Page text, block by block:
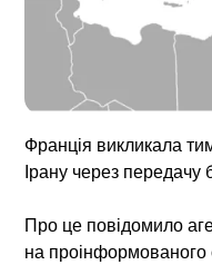
Франція викликала
Ірану через передачу
Про це повідомило
на проінформованого